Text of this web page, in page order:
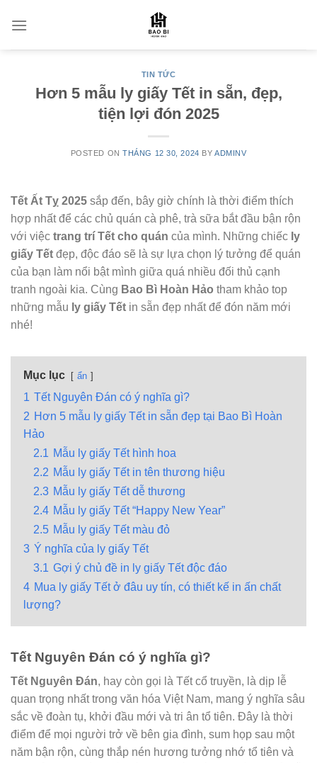
TIN TỨC
Hơn 5 mẫu ly giấy Tết in sẵn, đẹp,
tiện lợi đón 2025
POSTED ONTHÁNG 12 30, 2024 BY ADMINV
Tết Ất Tỵ 2025 sắp đến, bây giờ chính là thời điểm thích
hợp nhất để các chủ quán cà phê, trà sữa bắt đầu bận rộn
với việc trang trí Tết cho quán của mình. Những chiếc ly
giấy Tết đẹp, độc đáo sẽ là sự lựa chọn lý tưởng để quán
của bạn làm nổi bật mình giữa quá nhiều đối thủ cạnh
tranh ngoài kia. Cùng Bao Bì Hoàn Hảo tham khảo top
những mẫu ly giấy Tết in sẵn đẹp nhất để đón năm mới
nhé!
Mục lục ẩn
1 Tết Nguyên Đán có ý nghĩa gì?
2 Hơn 5 mẫu ly giấy Tết in sẵn đẹp tại Bao Bì Hoàn
Hảo
2.1 Mẫu ly giấy Tết hình hoa
2.2 Mẫu ly giấy Tết in tên thương hiệu
2.3 Mẫu ly giấy Tết dễ thương
2.4 Mẫu ly giấy Tết “Happy New Year”
2.5 Mẫu ly giấy Tết màu đỏ
3 Ý nghĩa của ly giấy Tết
3.1 Gợi ý chủ đề in ly giấy Tết độc đáo
4 Mua ly giấy Tết ở đâu uy tín, có thiết kế in ấn chất
lượng?
Tết Nguyên Đán có ý nghĩa gì?
Tết Nguyên Đán, hay còn gọi là Tết cổ truyền, là dịp lễ
quan trọng nhất trong văn hóa Việt Nam, mang ý nghĩa sâu
sắc về đoàn tụ, khởi đầu mới và tri ân tổ tiên. Đây là thời
điểm để mọi người trở về bên gia đình, sum họp sau một
năm bận rộn, cùng thắp nén hương tưởng nhớ tổ tiên và